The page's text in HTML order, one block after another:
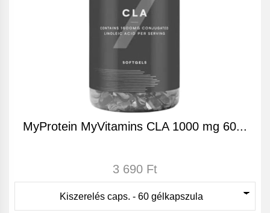
MyProtein MyVitamins CLA 1000 mg 60...
3 690 Ft